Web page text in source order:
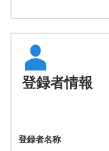
登録者情報
登録者名称